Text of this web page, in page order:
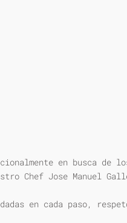
en busca de
Chef Jose Manuel
en cada paso,